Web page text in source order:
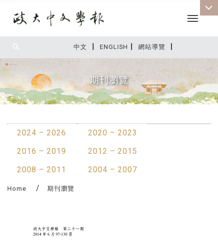
中文 | ENGLISH | 網站導覽 |
Toggle
期刊瀏覽
2024 – 2026
2020 – 2023
2016 – 2019
2012 – 2015
2008 – 2011
2004 – 2007
Home 期刊瀏覽